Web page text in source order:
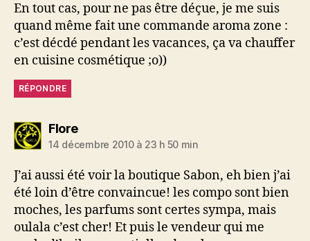
En tout cas, pour ne pas être déçue, je me suis
quand même fait une commande aroma zone :
c’est décdé pendant les vacances, ça va chauffer
en cuisine cosmétique ;o))
RÉPONDRE
Floredit :
14 décembre 2010 à 23 h 50 min
J’ai aussi été voir la boutique Sabon, eh bien j’ai
été loin d’être convaincue! les compo sont bien
moches, les parfums sont certes sympa, mais
oulala c’est cher! Et puis le vendeur qui me